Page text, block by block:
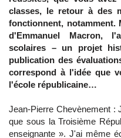
classes, le retour à des
fonctionnent, notamment.
d'Emmanuel Macron,
scolaires – un projet
publication des
correspond à l'idée que
l'école républicaine…
Jean-Pierre Chevènement
que sous la Troisième
enseignante ». J'ai même